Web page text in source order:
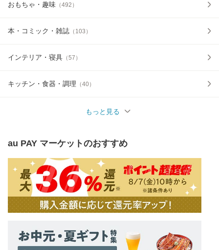
おもちゃ・趣味 （492 ）
本・コミック・雑誌 （ 103 ）
インテリア・寝具 （57 ）
キッチン・食器・調理 （40）
もっと見る
au PAY マーケットのおすすめ